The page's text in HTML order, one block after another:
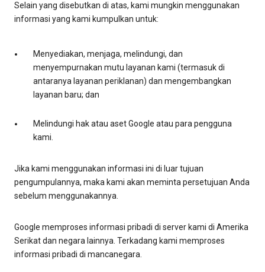
Selain yang disebutkan di atas, kami mungkin menggunakan
informasi yang kami kumpulkan untuk:
Menyediakan, menjaga, melindungi, dan
menyempurnakan mutu layanan kami (termasuk di
antaranya layanan periklanan) dan mengembangkan
layanan baru; dan
Melindungi hak atau aset Google atau para pengguna
kami.
Jika kami menggunakan informasi ini di luar tujuan
pengumpulannya, maka kami akan meminta persetujuan Anda
sebelum menggunakannya.
Google memproses informasi pribadi di server kami di Amerika
Serikat dan negara lainnya. Terkadang kami memproses
informasi pribadi di mancanegara.